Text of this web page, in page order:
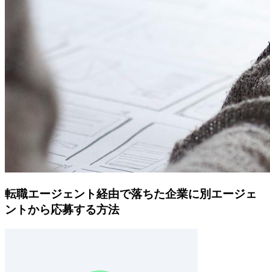
転職エージェント経由で落ちた企業に別エージェ
ントから応募する方法